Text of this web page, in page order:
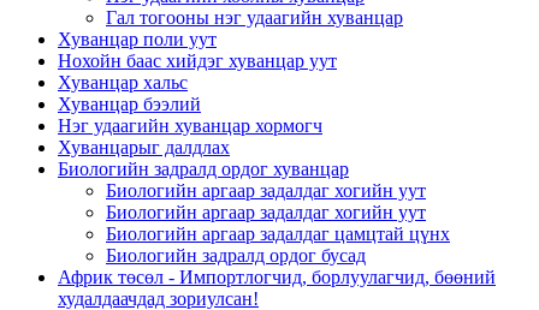
Гал тогооны нэг удаагийн хуванцар
Хуванцар поли уут
Нохойн баас хийдэг хуванцар уут
Хуванцар хальс
Хуванцар бээлий
Нэг удаагийн хуванцар хормогч
Хуванцарыг далдлах
Биологийн задралд ордог хуванцар
Биологийн аргаар задалдаг хогийн уут
Биологийн аргаар задалдаг хогийн уут
Биологийн аргаар задалдаг цамцтай цүнх
Биологийн задралд ордог бусад
Африк төсөл - Импортлогчид, борлуулагчид, бөөний
худалдаачдад зориулсан!